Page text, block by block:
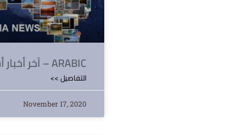
آخر أخبار أستراليا – ARABIC
<< التفاصيل
November 17, 2020